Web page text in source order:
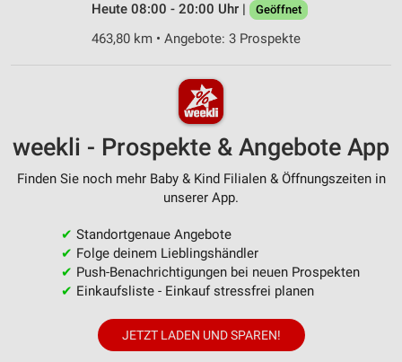
Heute 08:00 - 20:00 Uhr |
Geöffnet
463,80 km • Angebote: 3 Prospekte
weekli - Prospekte & Angebote App
Finden Sie noch mehr Baby & Kind Filialen & Öffnungszeiten in
unserer App.
✔ Standortgenaue Angebote
✔ Folge deinem Lieblingshändler
✔ Push-Benachrichtigungen bei neuen Prospekten
✔ Einkaufsliste - Einkauf stressfrei planen
JETZT LADEN UND SPAREN!